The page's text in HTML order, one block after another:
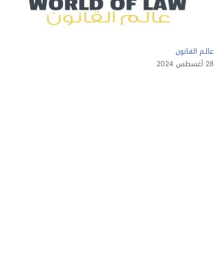
عالـم القانون
28 أغسطس 2024